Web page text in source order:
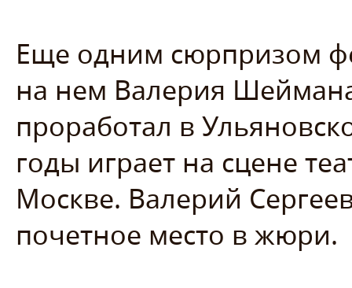
Еще одним сюрпризом
на нем Валерия
проработал в
годы играет на сцене
Москве. Валерий
почетное место в жюри.